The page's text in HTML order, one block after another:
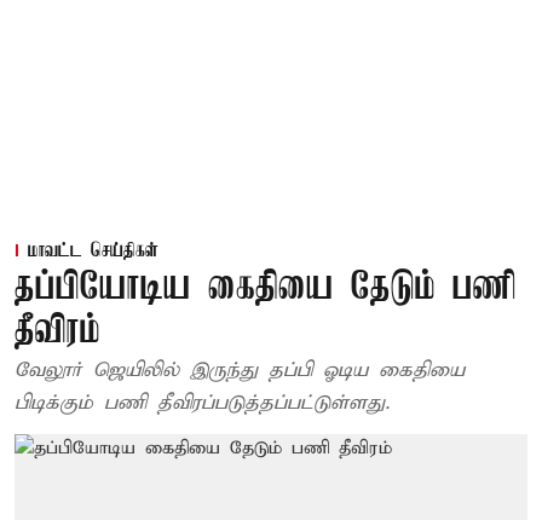
மாவட்ட செய்திகள்
தப்பியோடிய கைதியை தேடும் பணி
தீவிரம்
வேலூர் ஜெயிலில் இருந்து தப்பி ஓடிய கைதியை
பிடிக்கும் பணி தீவிரப்படுத்தப்பட்டுள்ளது.